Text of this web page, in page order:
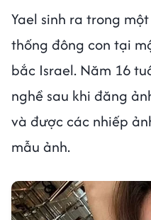
Yael sinh ra trong
thống đông con tại
bắc Israel. Năm 16
nghề sau khi đăng
và được các nhiếp
mẫu ảnh.